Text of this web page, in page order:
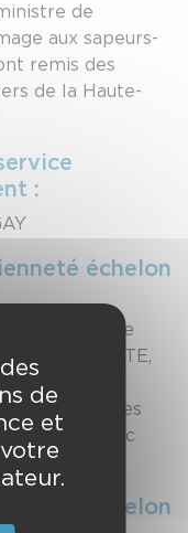
de
aux sapeurs-
remis des
de la Haute-
:
échelon
capitaine
Yves VALETTE,
Christian
sergent Yves
Jean-Marc
échelon
de
et